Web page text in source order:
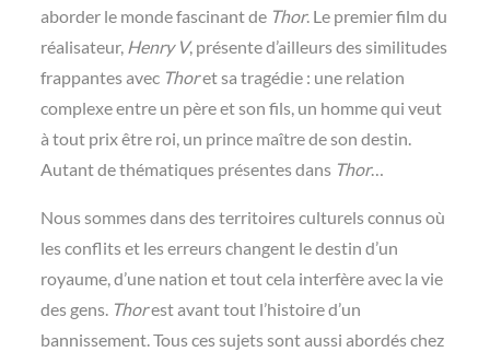
aborder le monde fascinant de Thor. Le premier film du
réalisateur, Henry V, présente d’ailleurs des similitudes
frappantes avec Thoret sa tragédie : une relation
complexe entre un père et son fils, un homme qui veut
à tout prix être roi, un prince maître de son destin.
Autant de thématiques présentes dans Thor…
Nous sommes dans des territoires culturels connus où
les conflits et les erreurs changent le destin d’un
royaume, d’une nation et tout cela interfère avec la vie
des gens. Thorest avant tout l’histoire d’un
bannissement. Tous ces sujets sont aussi abordés chez